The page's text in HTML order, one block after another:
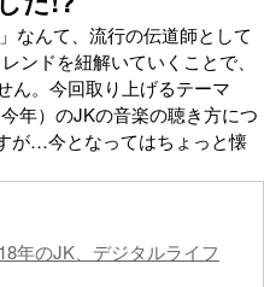
なんて、流行の伝道師として
ンドを紐解いていくことで、
ん。今回取り上げるテーマ
年）のJKの音楽の聴き方につ
が…今となってはちょっと懐
年のJK、デジタルライフ